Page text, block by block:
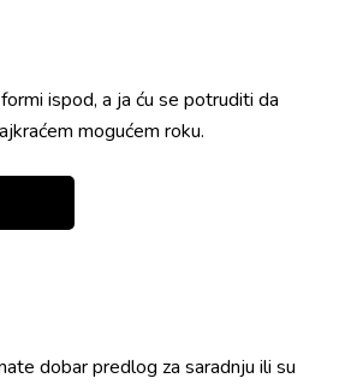
ispod, a ja ću se potruditi da
mogućem roku.
dobar predlog za saradnju ili su